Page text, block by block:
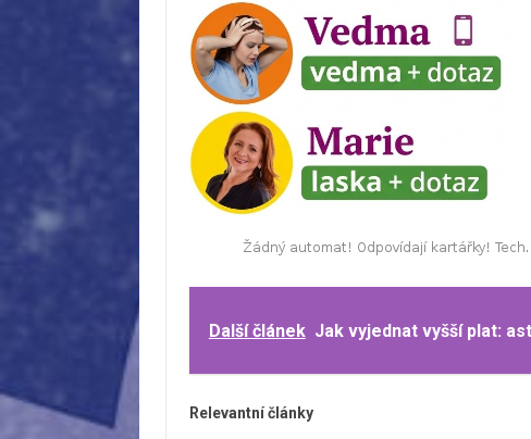
Další článek Jak vyjednat vyšší plat:
Relevantní články